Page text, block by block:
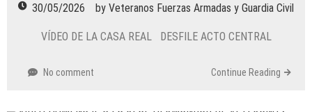
30/05/2026 by Veteranos Fuerzas Armadas y Guardia Civil
VÍDEO DE LA CASA REAL DESFILE ACTO CENTRAL
No comment Continue Reading